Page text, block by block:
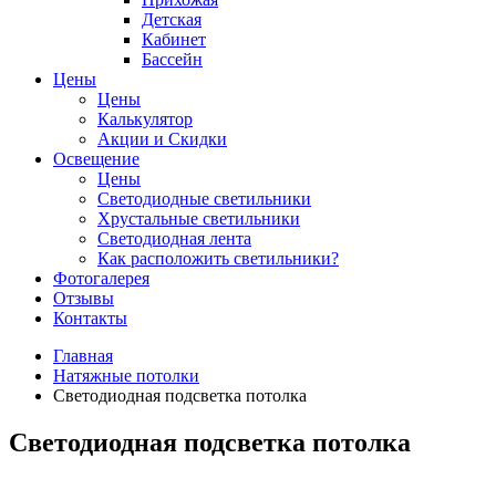
Детская
Кабинет
Бассейн
Цены
Цены
Калькулятор
Акции и Скидки
Освещение
Цены
Светодиодные светильники
Хрустальные светильники
Светодиодная лента
Как расположить светильники?
Фотогалерея
Отзывы
Контакты
Главная
Натяжные потолки
Светодиодная подсветка потолка
Светодиодная подсветка потолка